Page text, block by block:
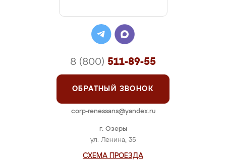
г. Озеры
ул. Ленина, 35
СХЕМА ПРОЕЗДА
8 (800) 511-89-55
ОБРАТНЫЙ ЗВОНОК
corp-renessans@yandex.ru